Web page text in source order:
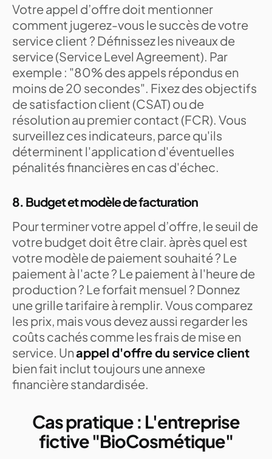
Votre appel d’offre doit mentionner
comment jugerez-vous le succès de votre
service client ? Définissez les niveaux de
service (Service Level Agreement). Par
exemple : "80% des appels répondus en
moins de 20 secondes". Fixez des objectifs
de satisfaction client (CSAT) ou de
résolution au premier contact (FCR). Vous
surveillez ces indicateurs, parce qu'ils
déterminent l'application d'éventuelles
pénalités financières en cas d'échec.
8. Budget et modèle de facturation
Pour terminer votre appel d’offre, le seuil de
votre budget doit être clair. àprès quel est
votre modèle de paiement souhaité ? Le
paiement à l'acte ? Le paiement à l'heure de
production ? Le forfait mensuel ? Donnez
une grille tarifaire à remplir. Vous comparez
les prix, mais vous devez aussi regarder les
coûts cachés comme les frais de mise en
service. Unappel d'offre du service client
bien fait inclut toujours une annexe
financière standardisée.
Cas pratique : L'entreprise
fictive "BioCosmétique"